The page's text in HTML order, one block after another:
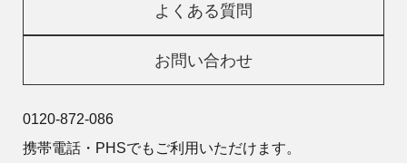
よくある質問
お問い合わせ
0120-872-086
携帯電話・PHSでもご利用いただけます。